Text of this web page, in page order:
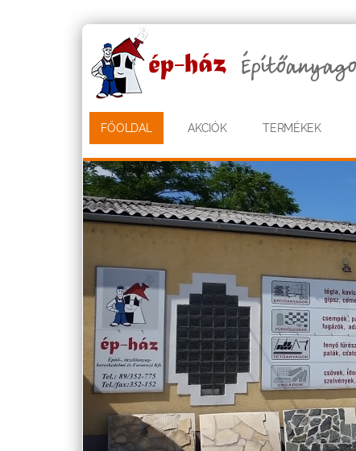
FŐOLDAL AKCIÓK TERMÉKEK